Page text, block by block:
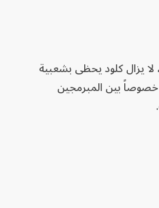
لا يزال كلود يحظى بشعبية
بين المبرمجين